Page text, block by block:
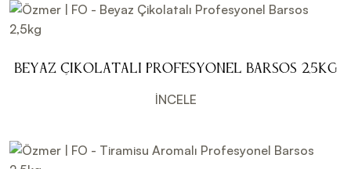
Beyaz Çikolatalı Profesyonel Barsos 2,5kg
İNCELE